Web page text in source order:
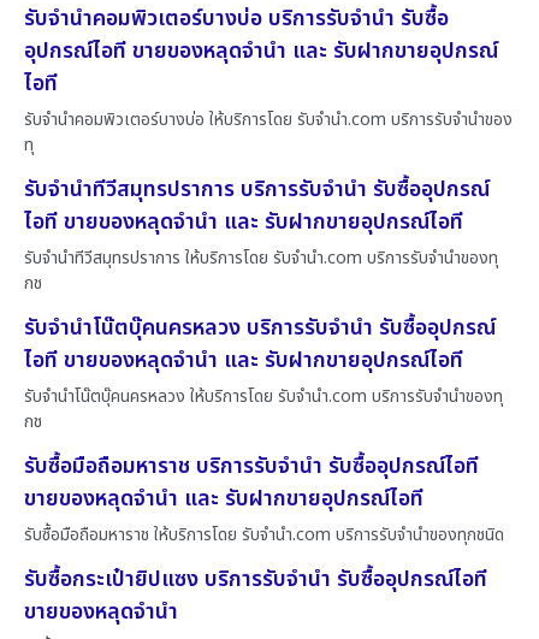
รับจำนำคอมพิวเตอร์บางบ่อ บริการรับจำนำ รับซื้อ
อุปกรณ์ไอที ขายของหลุดจำนำ และ รับฝากขายอุปกรณ์
ไอที
รับจำนำคอมพิวเตอร์บางบ่อ ให้บริการโดย รับจํานํา.com บริการรับจำนำของ
ทุ
รับจำนำทีวีสมุทรปราการ บริการรับจำนำ รับซื้ออุปกรณ์
ไอที ขายของหลุดจำนำ และ รับฝากขายอุปกรณ์ไอที
รับจำนำทีวีสมุทรปราการ ให้บริการโดย รับจํานํา.com บริการรับจำนำของทุ
กช
รับจำนำโน๊ตบุ๊คนครหลวง บริการรับจำนำ รับซื้ออุปกรณ์
ไอที ขายของหลุดจำนำ และ รับฝากขายอุปกรณ์ไอที
รับจำนำโน๊ตบุ๊คนครหลวง ให้บริการโดย รับจํานํา.com บริการรับจำนำของทุ
กช
รับซื้อมือถือมหาราช บริการรับจำนำ รับซื้ออุปกรณ์ไอที
ขายของหลุดจำนำ และ รับฝากขายอุปกรณ์ไอที
รับซื้อมือถือมหาราช ให้บริการโดย รับจํานํา.com บริการรับจำนำของทุกชนิด
รับซื้อกระเป๋ายิปแซง บริการรับจำนำ รับซื้ออุปกรณ์ไอที
ขายของหลุดจำนำ